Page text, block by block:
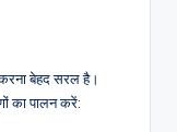
बेहद सरल है।
का पालन करें: